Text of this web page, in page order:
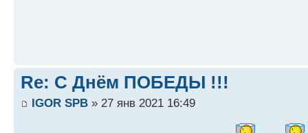
Re: С Днём ПОБЕДЫ !!!
IGOR SPB » 27 янв 2021 16:49